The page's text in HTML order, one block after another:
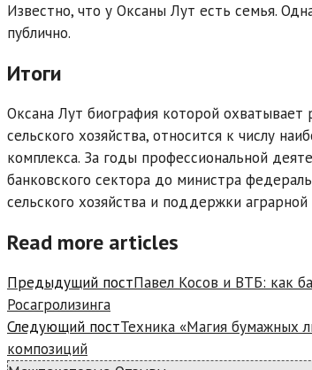
Известно, что у Оксаны Лут есть семья.
публично.
Итоги
Оксана Лут биография которой
сельского хозяйства, относится к числу
комплекса. За годы профессиональной
банковского сектора до министра
сельского хозяйства и поддержки аграрной
Read more articles
Предыдущий постПавел Косов и ВТБ: как
Росагролизинга
Следующий постТехника «Магия бумажных
композиций